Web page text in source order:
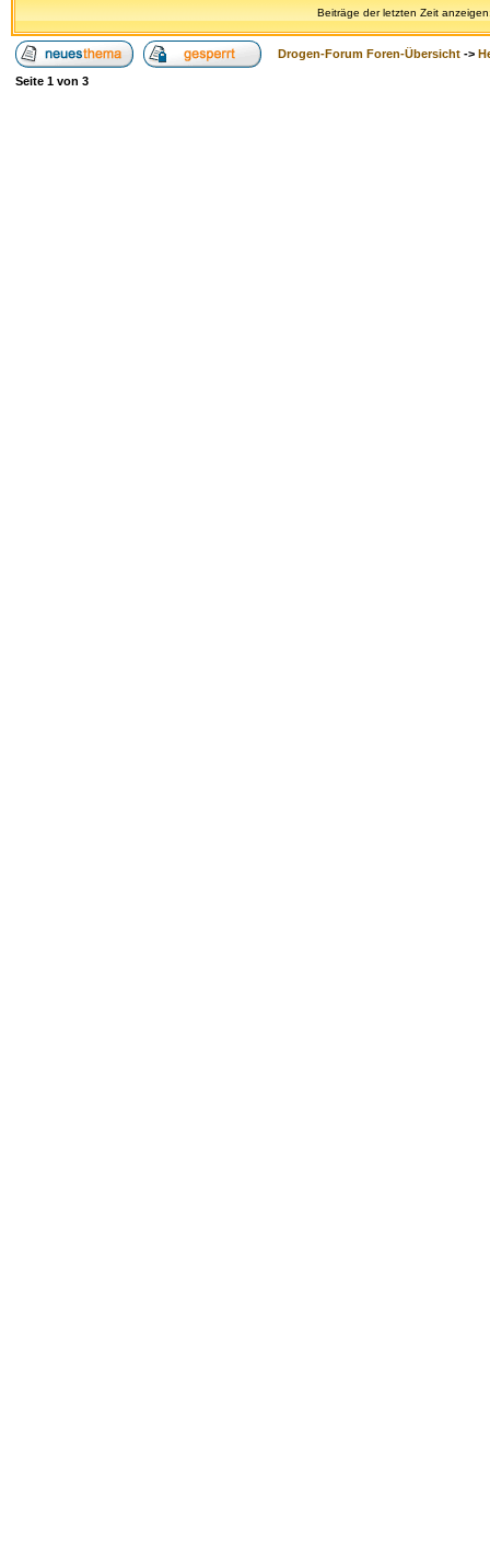
Beiträge der letzten Zeit
Drogen-Forum Foren-Übersicht ->
Seite 1 von 3